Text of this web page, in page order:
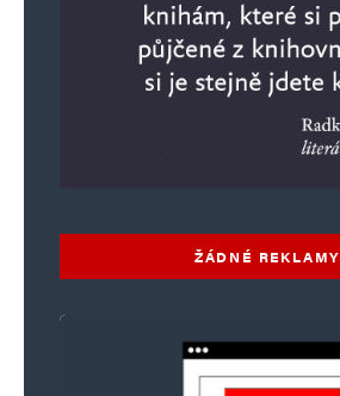
ŽÁDNÉ REKLAMY